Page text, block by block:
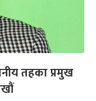
तहका प्रमुख